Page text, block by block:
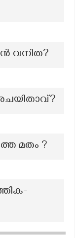
വനിത?
മതം ?